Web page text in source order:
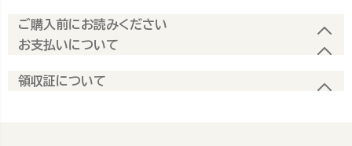
ご購入前にお読みください
お支払いについて
領収証について